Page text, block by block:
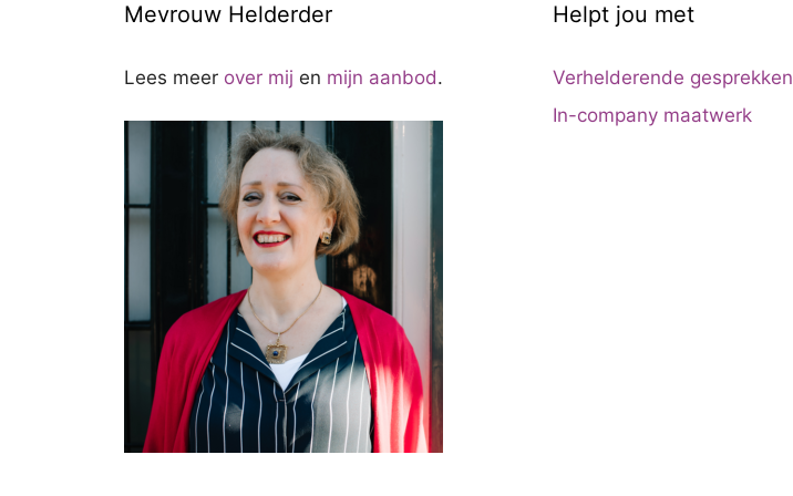
Mevrouw Helderder
Lees meer over mij en mijn aanbod.
Helpt jou met
Verhelderende gesprekken
In-company maatwerk